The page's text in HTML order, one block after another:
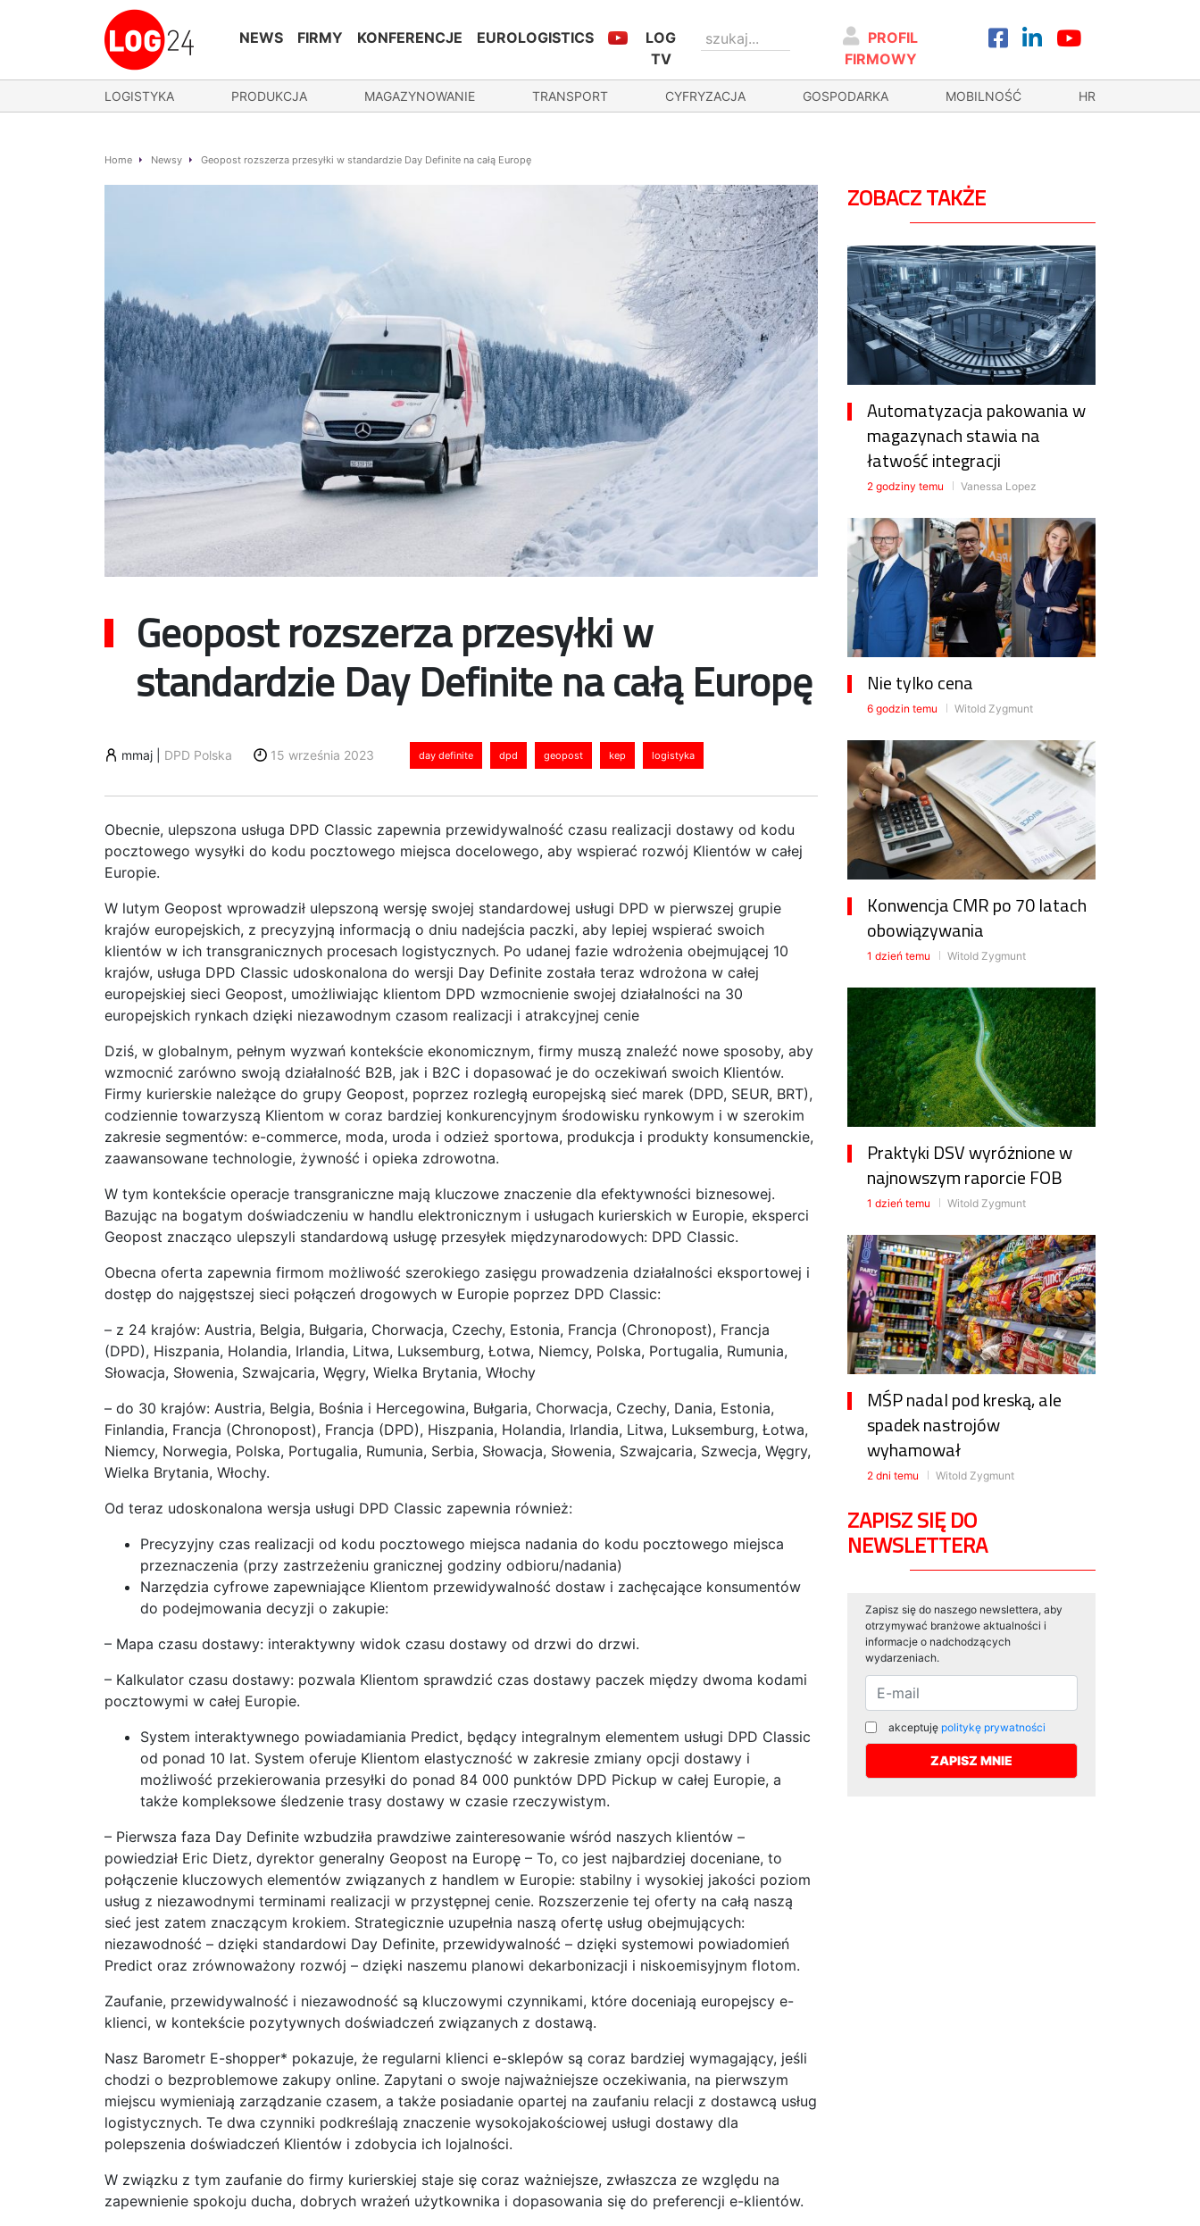
NEWS FIRMY KONFERENCJE EUROLOGISTICS
LOG
TV
PROFIL
FIRMOWY
LOGISTYKA PRODUKCJA MAGAZYNOWANIE TRANSPORT CYFRYZACJA GOSPODARKA MOBILNOŚĆ HR
Home Newsy Geopost rozszerza przesyłki w standardzie Day Definite na całą Europę
Geopost rozszerza przesyłki w
standardzie Day Definite na całą Europę
mmaj DPD Polska 15 września 2023 day definite dpd geopost kep logistyka
Obecnie, ulepszona usługa DPD Classic zapewnia przewidywalność czasu realizacji dostawy od kodu
pocztowego wysyłki do kodu pocztowego miejsca docelowego, aby wspierać rozwój Klientów w całej
Europie.
W lutym Geopost wprowadził ulepszoną wersję swojej standardowej usługi DPD w pierwszej grupie
krajów europejskich, z precyzyjną informacją o dniu nadejścia paczki, aby lepiej wspierać swoich
klientów w ich transgranicznych procesach logistycznych. Po udanej fazie wdrożenia obejmującej 10
krajów, usługa DPD Classic udoskonalona do wersji Day Definite została teraz wdrożona w całej
europejskiej sieci Geopost, umożliwiając klientom DPD wzmocnienie swojej działalności na 30
europejskich rynkach dzięki niezawodnym czasom realizacji i atrakcyjnej cenie
Dziś, w globalnym, pełnym wyzwań kontekście ekonomicznym, firmy muszą znaleźć nowe sposoby, aby
wzmocnić zarówno swoją działalność B2B, jak i B2C i dopasować je do oczekiwań swoich Klientów.
Firmy kurierskie należące do grupy Geopost, poprzez rozległą europejską sieć marek (DPD, SEUR, BRT),
codziennie towarzyszą Klientom w coraz bardziej konkurencyjnym środowisku rynkowym i w szerokim
zakresie segmentów: e-commerce, moda, uroda i odzież sportowa, produkcja i produkty konsumenckie,
zaawansowane technologie, żywność i opieka zdrowotna.
W tym kontekście operacje transgraniczne mają kluczowe znaczenie dla efektywności biznesowej.
Bazując na bogatym doświadczeniu w handlu elektronicznym i usługach kurierskich w Europie, eksperci
Geopost znacząco ulepszyli standardową usługę przesyłek międzynarodowych: DPD Classic.
Obecna oferta zapewnia firmom możliwość szerokiego zasięgu prowadzenia działalności eksportowej i
dostęp do najgęstszej sieci połączeń drogowych w Europie poprzez DPD Classic:
– z 24 krajów: Austria, Belgia, Bułgaria, Chorwacja, Czechy, Estonia, Francja (Chronopost), Francja
(DPD), Hiszpania, Holandia, Irlandia, Litwa, Luksemburg, Łotwa, Niemcy, Polska, Portugalia, Rumunia,
Słowacja, Słowenia, Szwajcaria, Węgry, Wielka Brytania, Włochy
– do 30 krajów: Austria, Belgia, Bośnia i Hercegowina, Bułgaria, Chorwacja, Czechy, Dania, Estonia,
Finlandia, Francja (Chronopost), Francja (DPD), Hiszpania, Holandia, Irlandia, Litwa, Luksemburg, Łotwa,
Niemcy, Norwegia, Polska, Portugalia, Rumunia, Serbia, Słowacja, Słowenia, Szwajcaria, Szwecja, Węgry,
Wielka Brytania, Włochy.
Od teraz udoskonalona wersja usługi DPD Classic zapewnia również:
Precyzyjny czas realizacji od kodu pocztowego miejsca nadania do kodu pocztowego miejsca
przeznaczenia (przy zastrzeżeniu granicznej godziny odbioru/nadania)
Narzędzia cyfrowe zapewniające Klientom przewidywalność dostaw i zachęcające konsumentów
do podejmowania decyzji o zakupie:
– Mapa czasu dostawy: interaktywny widok czasu dostawy od drzwi do drzwi.
– Kalkulator czasu dostawy: pozwala Klientom sprawdzić czas dostawy paczek między dwoma kodami
pocztowymi w całej Europie.
System interaktywnego powiadamiania Predict, będący integralnym elementem usługi DPD Classic
od ponad 10 lat. System oferuje Klientom elastyczność w zakresie zmiany opcji dostawy i
możliwość przekierowania przesyłki do ponad 84 000 punktów DPD Pickup w całej Europie, a
także kompleksowe śledzenie trasy dostawy w czasie rzeczywistym.
– Pierwsza faza Day Definite wzbudziła prawdziwe zainteresowanie wśród naszych klientów –
powiedział Eric Dietz, dyrektor generalny Geopost na Europę – To, co jest najbardziej doceniane, to
połączenie kluczowych elementów związanych z handlem w Europie: stabilny i wysokiej jakości poziom
usług z niezawodnymi terminami realizacji w przystępnej cenie. Rozszerzenie tej oferty na całą naszą
sieć jest zatem znaczącym krokiem. Strategicznie uzupełnia naszą ofertę usług obejmujących:
niezawodność – dzięki standardowi Day Definite, przewidywalność – dzięki systemowi powiadomień
Predict oraz zrównoważony rozwój – dzięki naszemu planowi dekarbonizacji i niskoemisyjnym flotom.
Zaufanie, przewidywalność i niezawodność są kluczowymi czynnikami, które doceniają europejscy e-
klienci, w kontekście pozytywnych doświadczeń związanych z dostawą.
Nasz Barometr E-shopper* pokazuje, że regularni klienci e-sklepów są coraz bardziej wymagający, jeśli
chodzi o bezproblemowe zakupy online. Zapytani o swoje najważniejsze oczekiwania, na pierwszym
miejscu wymieniają zarządzanie czasem, a także posiadanie opartej na zaufaniu relacji z dostawcą usług
logistycznych. Te dwa czynniki podkreślają znaczenie wysokojakościowej usługi dostawy dla
polepszenia doświadczeń Klientów i zdobycia ich lojalności.
W związku z tym zaufanie do firmy kurierskiej staje się coraz ważniejsze, zwłaszcza ze względu na
zapewnienie spokoju ducha, dobrych wrażeń użytkownika i dopasowania się do preferencji e-klientów.
ZOBACZ TAKŻE
Automatyzacja pakowania w
magazynach stawia na
łatwość integracji
2 godziny temu Vanessa Lopez
Nie tylko cena
6 godzin temu Witold Zygmunt
Konwencja CMR po 70 latach
obowiązywania
1 dzień temu Witold Zygmunt
Praktyki DSV wyróżnione w
najnowszym raporcie FOB
1 dzień temu Witold Zygmunt
MŚP nadal pod kreską, ale
spadek nastrojów
wyhamował
2 dni temu Witold Zygmunt
ZAPISZ SIĘ DO
NEWSLETTERA
Zapisz się do naszego newslettera, aby
otrzymywać branżowe aktualności i
informacje o nadchodzących
wydarzeniach.
akceptuję politykę prywatności